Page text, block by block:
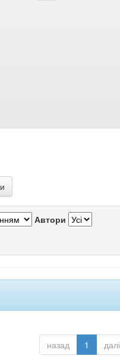
Автори
назад 1 далі